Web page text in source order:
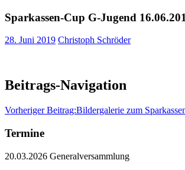
Sparkassen-Cup G-Jugend
28. Juni 2019 Christoph Schröder
Beitrags-Navigation
Vorheriger Beitrag:Bildergalerie zum
Termine
20.03.2026 Generalversammlung